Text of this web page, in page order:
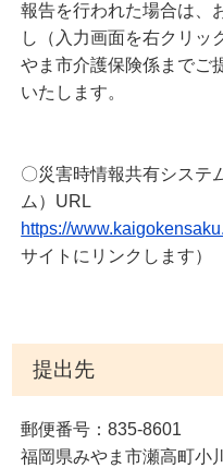
報告を行われた場合は、
し（入力画面を右クリ
やま市介護保険係までご
いたします。
〇災害時情報共有システ
ム）URL
https://
サイトにリンクします）
提出先
郵便番号：835-8601
福岡県みやま市瀬高町小